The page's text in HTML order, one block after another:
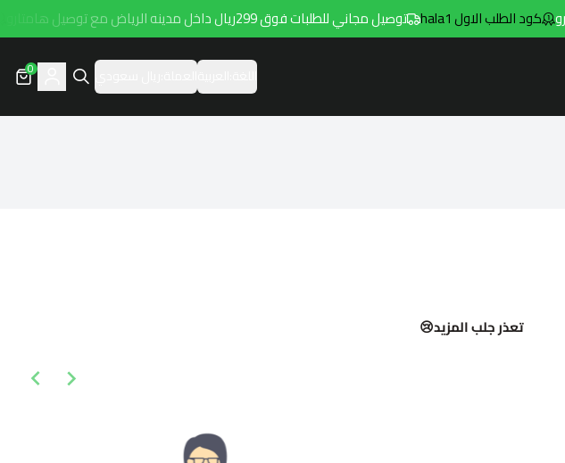
كود الطلب الاول hala1 توصيل مجاني للطلبات فوق 299ريال داخل مدينه الرياض مع توصيل هامتارو
0
تعذر جلب المزيد😢